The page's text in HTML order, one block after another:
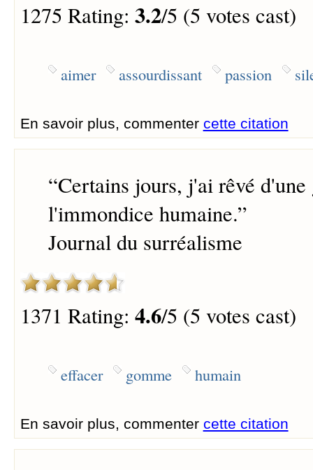
1275 Rating: 3.2/5 (5 votes cast)
aimer assourdissant passion
En savoir plus, commenter cette citation
“Certains jours, j'ai rêvé
l'immondice humaine.”
Journal du surréalisme
1371 Rating: 4.6/5 (5 votes cast)
effacer gomme humain
En savoir plus, commenter cette citation